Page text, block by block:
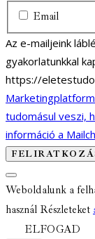
Email
Az e-mailjeink
gyakorlatunkkal
https://
tudomásul veszi,
információ a
Weboldalunk a
használ Részleteket
ELFOGAD